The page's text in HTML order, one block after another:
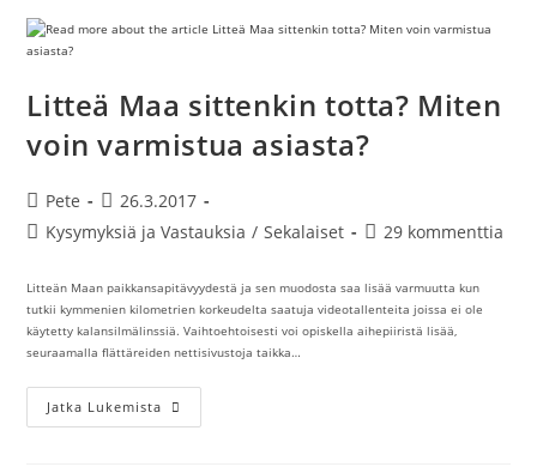
Litteä Maa sittenkin totta? Miten
voin varmistua asiasta?
Artikkelin
kirjoittaja:
Pete
Artikkeli
julkaistu:
26.3.2017
Artikkelin
Kysymyksiä ja Vastauksia / Sekalaiset
Artikkelin
29 kommenttia
Litteän Maan paikkansapitävyydestä ja sen muodosta saa lisää varmuutta kun
tutkii kymmenien kilometrien korkeudelta saatuja videotallenteita joissa ei ole
käytetty kalansilmälinssiä. Vaihtoehtoisesti voi opiskella aihepiiristä lisää,
seuraamalla flättäreiden nettisivustoja taikka…
Jatka Lukemista Litteä
Maa